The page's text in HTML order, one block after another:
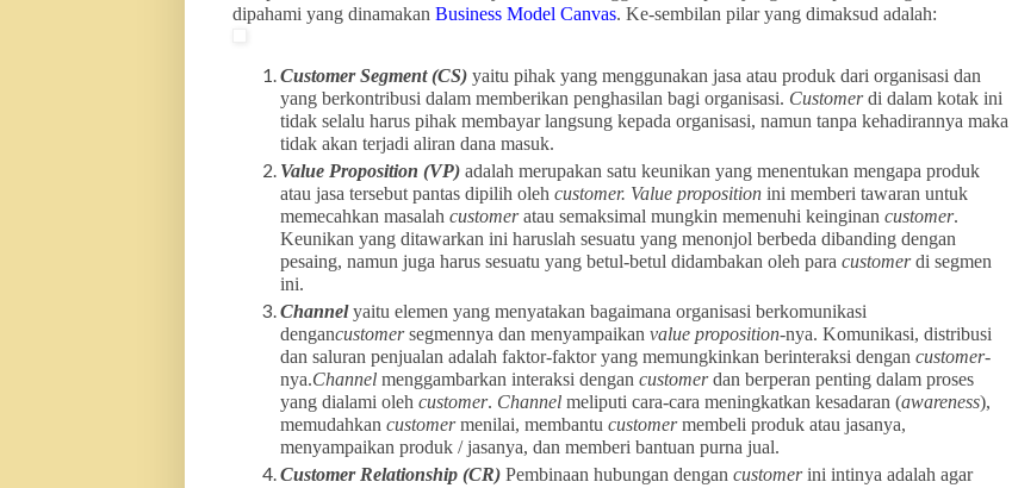
dipahami yang dinamakan Business Model Canvas. Ke-sembilan pilar yang dimaksud adalah:
Customer Segment (CS) yaitu pihak yang menggunakan jasa atau produk dari organisasi dan
yang berkontribusi dalam memberikan penghasilan bagi organisasi. Customerdi dalam kotak ini
tidak selalu harus pihak membayar langsung kepada organisasi, namun tanpa kehadirannya maka
tidak akan terjadi aliran dana masuk.
Value Proposition (VP)adalah merupakan satu keunikan yang menentukan mengapa produk
atau jasa tersebut pantas dipilih oleh customer. Value propositionini memberi tawaran untuk
memecahkan masalah customeratau semaksimal mungkin memenuhi keinginan customer.
Keunikan yang ditawarkan ini haruslah sesuatu yang menonjol berbeda dibanding dengan
pesaing, namun juga harus sesuatu yang betul-betul didambakan oleh para customerdi segmen
ini.
Channelyaitu elemen yang menyatakan bagaimana organisasi berkomunikasi
dengancustomersegmennya dan menyampaikan value proposition-nya. Komunikasi, distribusi
dan saluran penjualan adalah faktor-faktor yang memungkinkan berinteraksi dengan customer-
nya.Channel menggambarkan interaksi dengan customerdan berperan penting dalam proses
yang dialami oleh customer. Channelmeliputi cara-cara meningkatkan kesadaran (awareness),
memudahkan customermenilai, membantu customermembeli produk atau jasanya,
menyampaikan produk / jasanya, dan memberi bantuan purna jual.
Customer Relationship (CR) Pembinaan hubungan dengan customerini intinya adalah agar